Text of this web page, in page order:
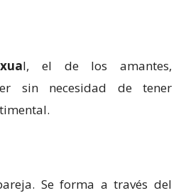
l, el de los amantes,
sin necesidad de tener
Se forma a través del